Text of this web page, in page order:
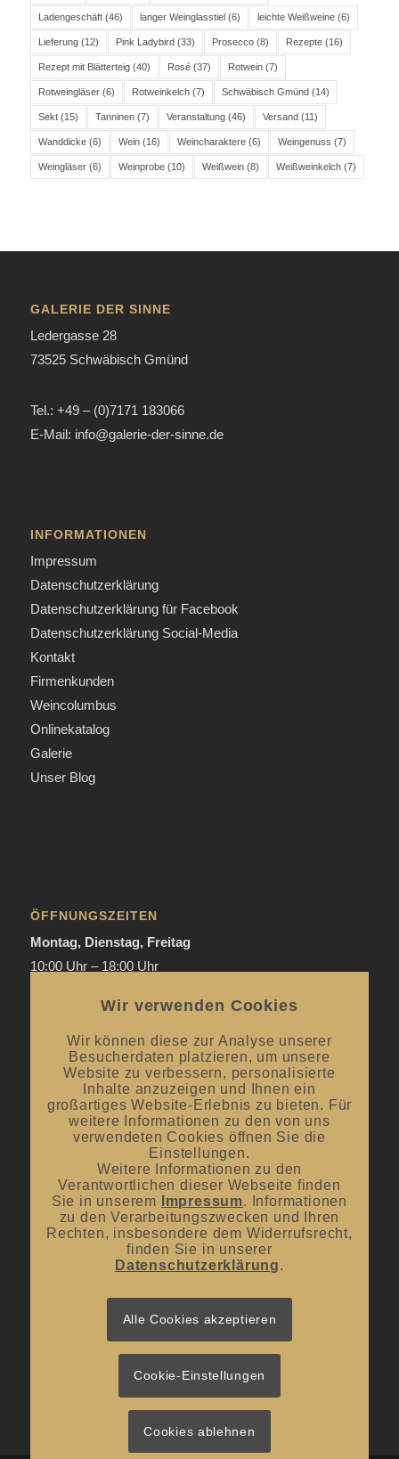
Ladengeschäft(46) langer Weinglasstiel(6) leichte Weißweine(6)
Lieferung(12) Pink Ladybird(33) Prosecco(8) Rezepte(16)
Rezept mit Blätterteig(40) Rosé(37) Rotwein(7)
Rotweingläser(6) Rotweinkelch(7) Schwäbisch Gmünd(14)
Sekt(15) Tanninen(7) Veranstaltung(46) Versand(11)
Wanddicke(6) Wein(16) Weincharaktere(6) Weingenuss (7)
Weingläser(6) Weinprobe(10) Weißwein(8) Weißweinkelch(7)
GALERIE DER SINNE
Ledergasse 28
73525 Schwäbisch Gmünd
Tel.: +49 – (0)7171 183066
E-Mail: info@galerie-der-sinne.de
INFORMATIONEN
Impressum
Datenschutzerklärung
Datenschutzerklärung für Facebook
Datenschutzerklärung Social-Media
Kontakt
Firmenkunden
Weincolumbus
Onlinekatalog
Galerie
Unser Blog
ÖFFNUNGSZEITEN
Montag, Dienstag, Freitag
10:00 Uhr – 18:00 Uhr
Mai bis September:12:00 Uhr – 20:00 Uhr / ab 18.00 Uhr
offene Verkostungen
Oktober bis April:12.00 Uhr – 18.00 Uhr
Mittwoch und Samstag
von 10:00 Uhr – 14:00 Uhr
UNSER BLOG
#donnerstagsprickelts – Lust auf eine Geschmacksexplosion?
#donnerstagsprickelts – Start ins Frühjahr
20. April 2026 - 14:36
Wir verwenden Cookies
Wir können diese zur Analyse unserer
Besucherdaten platzieren, um unsere
Website zu verbessern, personalisierte
Inhalte anzuzeigen und Ihnen ein
großartiges Website-Erlebnis zu bieten. Für
weitere Informationen zu den von uns
verwendeten Cookies öffnen Sie die
Einstellungen.
Weitere Informationen zu den
Verantwortlichen dieser Webseite finden
Sie in unserem
Impressum. Informationen
zu den Verarbeitungszwecken und Ihren
Rechten, insbesondere dem Widerrufsrecht,
finden Sie in unserer
Datenschutzerklärung.
Alle Cookies akzeptieren
Cookie-Einstellungen
Cookies ablehnen